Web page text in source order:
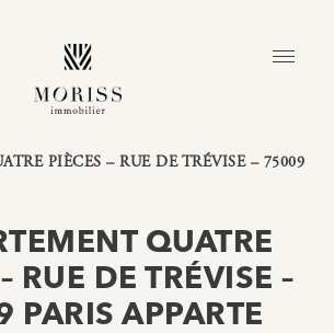
PIÈCES – RUE DE TRÉVISE – 75009
QUATRE
RUE DE TRÉVISE –
PARIS APPARTE